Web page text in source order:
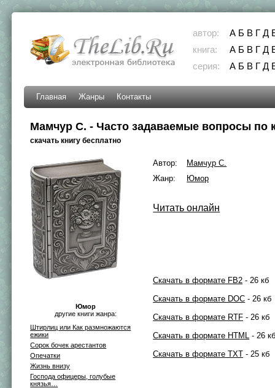
автор: А Б В Г Д
книга:
А Б В Г Д
серия:
А Б В Г Д
Главная Жанры Контакты
Мамчур С. - Часто задаваемые вопросы по
скачать книгу бесплатно
Юмор
другие книги жанра:
Штирлиц или Как размножаются
ежики
Сорок бочек арестантов
Опечатки
Жизнь внизу
Господа офицеры, голубые
князья…
Автор:
Мамчур С.
Жанр:
Юмор
Читать онлайн
Скачать в формате FB2 - 26 кб
Скачать в формате DOC - 26 кб
Скачать в формате RTF - 26 кб
Скачать в формате HTML - 26
Скачать в формате TXT - 25 кб